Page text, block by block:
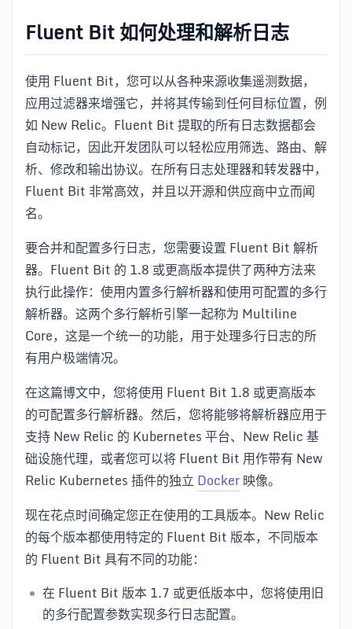
Fluent Bit 如何处理和解析日志
使用 Fluent Bit，您可以从各种来源收集遥测数据，
应用过滤器来增强它，并将其传输到任何目标位置，例
如 New Relic。Fluent Bit 提取的所有日志数据都会
自动标记，因此开发团队可以轻松应用筛选、路由、解
析、修改和输出协议。在所有日志处理器和转发器中，
Fluent Bit 非常高效，并且以开源和供应商中立而闻
名。
要合并和配置多行日志，您需要设置 Fluent Bit 解析
器。Fluent Bit 的 1.8 或更高版本提供了两种方法来
执行此操作：使用内置多行解析器和使用可配置的多行
解析器。这两个多行解析引擎一起称为 Multiline
Core，这是一个统一的功能，用于处理多行日志的所
有用户极端情况。
在这篇博文中，您将使用 Fluent Bit 1.8 或更高版本
的可配置多行解析器。然后，您将能够将解析器应用于
支持 New Relic 的 Kubernetes 平台、New Relic 基
础设施代理，或者您可以将 Fluent Bit 用作带有 New
Relic Kubernetes 插件的独立Docker映像。
现在花点时间确定您正在使用的工具版本。New Relic
的每个版本都使用特定的 Fluent Bit 版本，不同版本
的 Fluent Bit 具有不同的功能：
在 Fluent Bit 版本 1.7 或更低版本中，您将使用旧
的多行配置参数实现多行日志配置。